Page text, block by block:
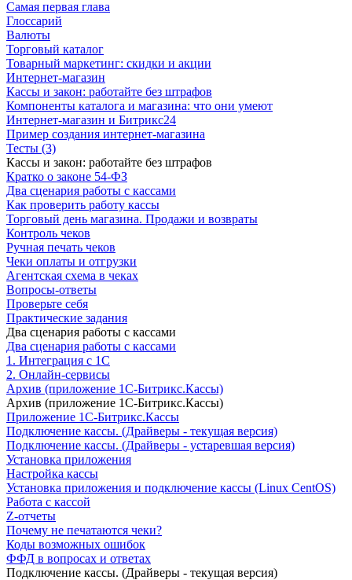
Самая первая глава
Глоссарий
Валюты
Торговый каталог
Товарный маркетинг: скидки и акции
Интернет-магазин
Кассы и закон: работайте без штрафов
Компоненты каталога и магазина: что они умеют
Интернет-магазин и Битрикс24
Пример создания интернет-магазина
Тесты (3)
Кассы и закон: работайте без штрафов
Кратко о законе 54-ФЗ
Два сценария работы с кассами
Как проверить работу кассы
Торговый день магазина. Продажи и возвраты
Контроль чеков
Ручная печать чеков
Чеки оплаты и отгрузки
Агентская схема в чеках
Вопросы-ответы
Проверьте себя
Практические задания
Два сценария работы с кассами
Два сценария работы с кассами
1. Интеграция с 1С
2. Онлайн-сервисы
Архив (приложение 1С-Битрикс.Кассы)
Архив (приложение 1С-Битрикс.Кассы)
Приложение 1С-Битрикс.Кассы
Подключение кассы. (Драйверы - текущая версия)
Подключение кассы. (Драйверы - устаревшая версия)
Установка приложения
Настройка кассы
Установка приложения и подключение кассы (Linux CentOS)
Работа с кассой
Z-отчеты
Почему не печатаются чеки?
Коды возможных ошибок
ФФД в вопросах и ответах
Подключение кассы. (Драйверы - текущая версия)